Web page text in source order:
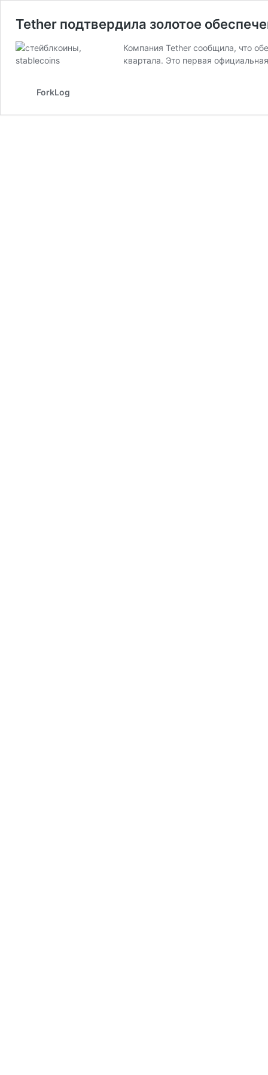
Tether подтвердила золотое
Компания Tether сообщила, что
квартала. Это первая
ForkLog